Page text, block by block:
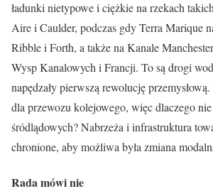
ładunki nietypowe i ciężkie na rzekach
Aire i Caulder, podczas gdy Terra Marique
Ribble i Forth, a także na Kanale
Wysp Kanalowych i Francji. To są drogi
napędzały pierwszą rewolucję
dla przewozu kolejowego, więc dlaczego
śródlądowych? Nabrzeża i infrastruktura
chronione, aby możliwa była zmiana
Rada mówi nie